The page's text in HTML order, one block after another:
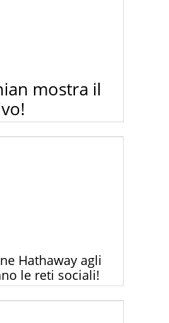
mostra il
di strizzarsi dentro
può! Sotto questa mini
Hathaway agli
le reti sociali!
troppo volgare e non
che ne dite?